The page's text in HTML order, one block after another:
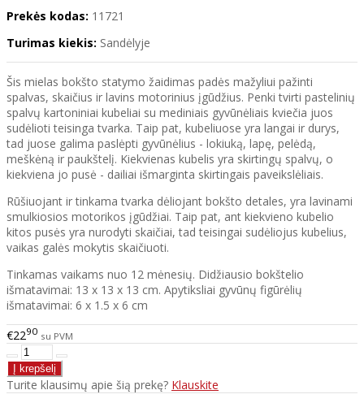
Prekės kodas: 11721
Turimas kiekis: Sandėlyje
Šis mielas bokšto statymo žaidimas padės mažyliui pažinti
spalvas, skaičius ir lavins motorinius įgūdžius. Penki tvirti pastelinių
spalvų kartoniniai kubeliai su mediniais gyvūnėliais kviečia juos
sudėlioti teisinga tvarka. Taip pat, kubeliuose yra langai ir durys,
tad juose galima paslėpti gyvūnėlius - lokiuką, lapę, pelėdą,
meškėną ir paukštelį. Kiekvienas kubelis yra skirtingų spalvų, o
kiekviena jo pusė - dailiai išmarginta skirtingais paveikslėliais.
Rūšiuojant ir tinkama tvarka dėliojant bokšto detales, yra lavinami
smulkiosios motorikos įgūdžiai. Taip pat, ant kiekvieno kubelio
kitos pusės yra nurodyti skaičiai, tad teisingai sudėliojus kubelius,
vaikas galės mokytis skaičiuoti.
Tinkamas vaikams nuo 12 mėnesių. Didžiausio bokštelio
išmatavimai: 13 x 13 x 13 cm. Apytiksliai gyvūnų figūrėlių
išmatavimai: 6 x 1.5 x 6 cm
€2290 su PVM
Turite klausimų apie šią prekę? Klauskite